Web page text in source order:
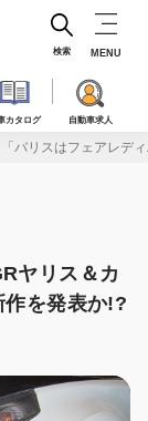
カタログ 自動車求人
検索 MENU
「バリスはフェアレデ
ヤリス＆カ
作を発表か!?